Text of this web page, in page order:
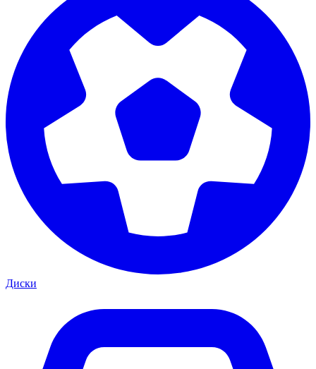
Диски